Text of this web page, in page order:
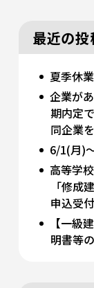
最近の投
夏季休
企業が
期内定
同企業
6/1(月)
高等学
「修成
申込受
【一級
明書等